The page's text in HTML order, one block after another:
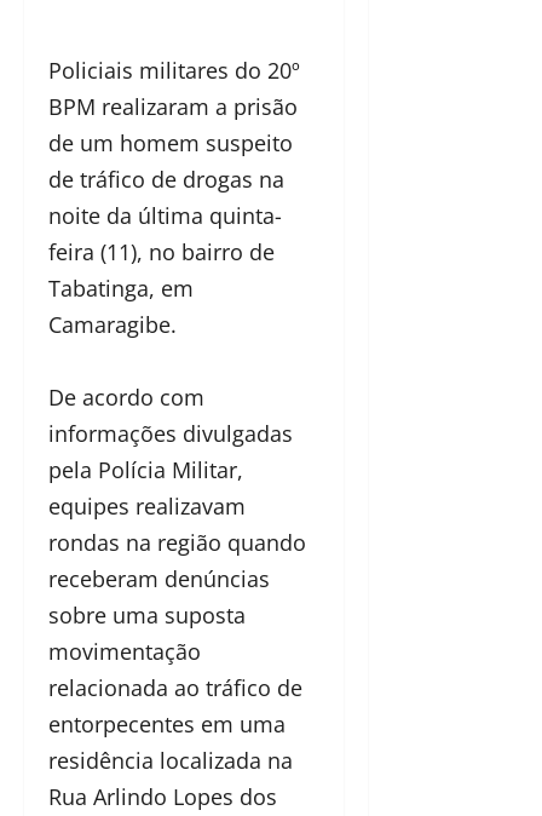
Policiais militares do 20º
BPM realizaram a prisão
de um homem suspeito
de tráfico de drogas na
noite da última quinta-
feira (11), no bairro de
Tabatinga, em
Camaragibe.
De acordo com
informações divulgadas
pela Polícia Militar,
equipes realizavam
rondas na região quando
receberam denúncias
sobre uma suposta
movimentação
relacionada ao tráfico de
entorpecentes em uma
residência localizada na
Rua Arlindo Lopes dos